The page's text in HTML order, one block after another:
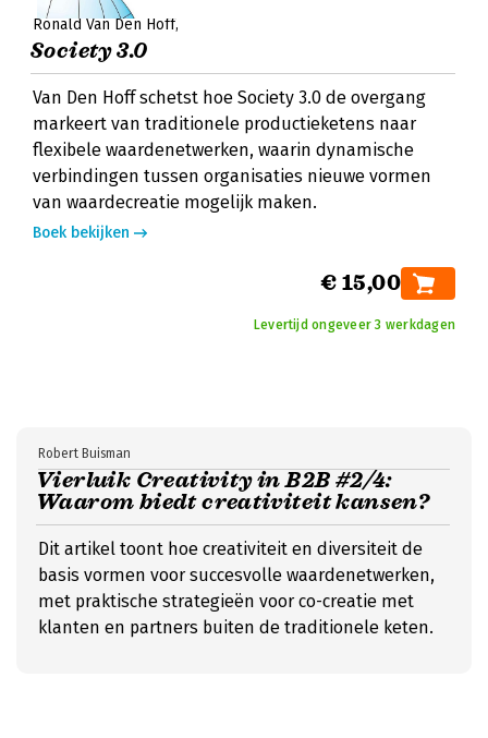
Ronald Van Den Hoff
Society 3.0
Van Den Hoff schetst hoe Society 3.0 de overgang
markeert van traditionele productieketens naar
flexibele waardenetwerken, waarin dynamische
verbindingen tussen organisaties nieuwe vormen
van waardecreatie mogelijk maken.
Boek bekijken
€ 15,00
Levertijd ongeveer 3 werkdagen
Vierluik Creativity in B2B #2/4:
Waarom biedt creativiteit kansen?
Robert Buisman
Dit artikel toont hoe creativiteit en diversiteit de
basis vormen voor succesvolle waardenetwerken,
met praktische strategieën voor co-creatie met
klanten en partners buiten de traditionele keten.